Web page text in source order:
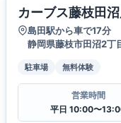
カーブス藤枝田
島田駅から車で17分
静岡県藤枝市田沼2丁
駐車場 無料体験
営業時間
平日 10:00〜